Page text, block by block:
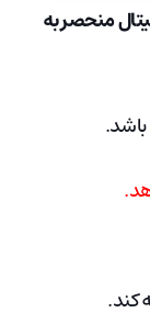
منحصر به